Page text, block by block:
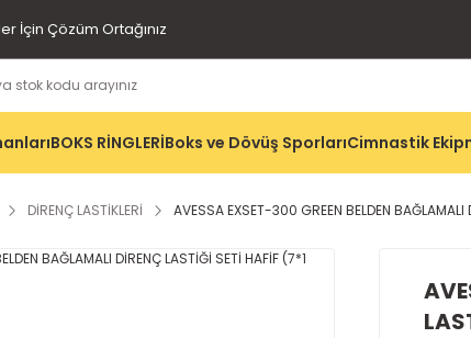
İçin Çözüm Ortağınız
BOKS RİNGLERİBoks ve Dövüş SporlarıCimnastik
DİRENÇ LASTİKLERİ AVESSA EXSET-300 GREEN BELDEN BAĞLAMALI